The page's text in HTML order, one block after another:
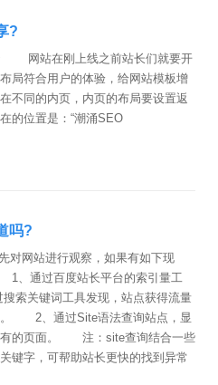
?
站在刚上线之前站长们就要开
局符合用户的体验，给网站模板增
不同的内页，内页的布局要设置返
的位置是：“潮涌SEO
吗?
网站进行观察，如果有如下现
、通过百度站长平台的索引量工
索关键词工具发现，站点获得流量
。 2、通过Site语法查询站点，显
有的页面。 注：site查询结合一些
键字，可帮助站长更快的找到异常